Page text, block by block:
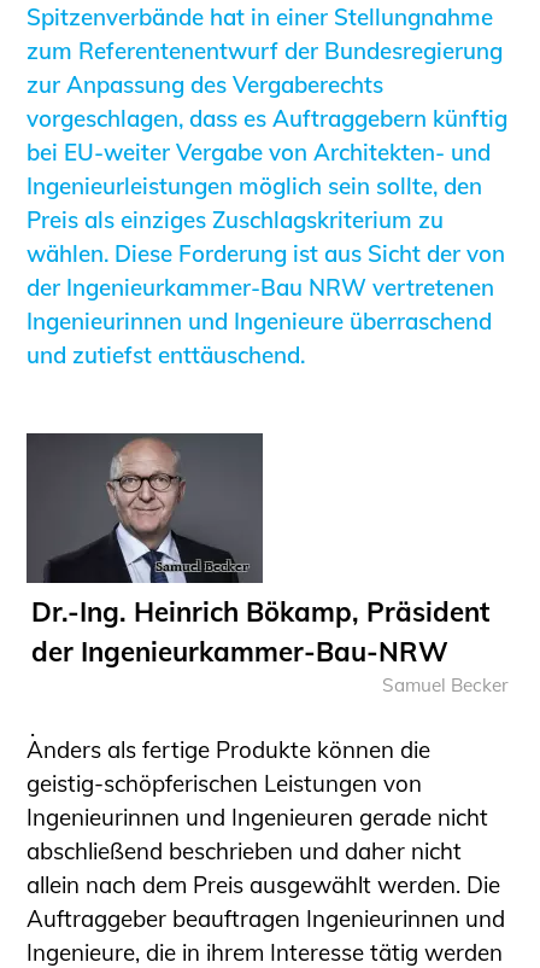
Anträge, Anzeigen, Formulare
Fortbildung/Seminare
Informationen für Ingenieurinnen
und Ingenieure
Recht
Planungswettbewerbe
Publikationen
Stellenbörse
Staatlich anerkannte Sachverständige
Öffentlich bestellte und vereidigte
Qualifizierte Tragwerksplaner/-innen
Bauvorlageberechtigte
Sachkundige für Zustands- und
Funktionsprüfung privater
Abwasserleitungen
Vereinbarungen mit
Ingenieurkammern
Zusatzqualifikationen
Geschützter Bereich
Informationen für Auftraggeber und
Verbraucher
Ingenieursuche (Mitglieder der IK-Bau
NRW)
Fachlisten
Spitzenverbände hat in einer Stellungnahme
zum Referentenentwurf der Bundesregierung
zur Anpassung des Vergaberechts
vorgeschlagen, dass es Auftraggebern künftig
bei EU-weiter Vergabe von Architekten- und
Ingenieurleistungen möglich sein sollte, den
Preis als einziges Zuschlagskriterium zu
wählen. Diese Forderung ist aus Sicht der von
der Ingenieurkammer-Bau NRW vertretenen
Ingenieurinnen und Ingenieure überraschend
und zutiefst enttäuschend.
Dr.-Ing. Heinrich Bökamp, Präsident
der Ingenieurkammer-Bau-NRW
Samuel Becker
Anders als fertige Produkte können die
geistig-schöpferischen Leistungen von
Ingenieurinnen und Ingenieuren gerade nicht
abschließend beschrieben und daher nicht
allein nach dem Preis ausgewählt werden. Die
Auftraggeber beauftragen Ingenieurinnen und
Ingenieure, die in ihrem Interesse tätig werden